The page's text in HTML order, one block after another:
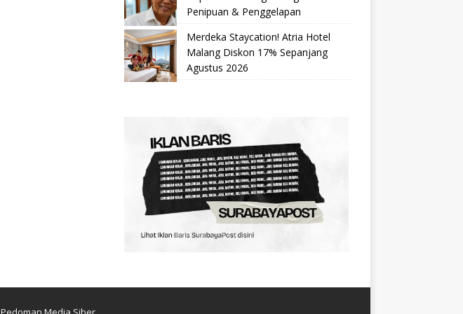
Penipuan & Penggelapan
Merdeka Staycation! Atria Hotel
Malang Diskon 17% Sepanjang
Agustus 2026